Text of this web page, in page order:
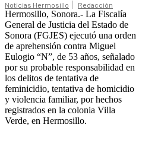
Noticias Hermosillo Redacción
Hermosillo, Sonora.- La Fiscalía
General de Justicia del Estado de
Sonora (FGJES) ejecutó una orden
de aprehensión contra Miguel
Eulogio “N”, de 53 años, señalado
por su probable responsabilidad en
los delitos de tentativa de
feminicidio, tentativa de homicidio
y violencia familiar, por hechos
registrados en la colonia Villa
Verde, en Hermosillo.